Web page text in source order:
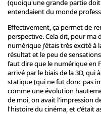
(quoiqu'une grande partie doit
entendaient du monde
Effectivement, ça permet de
perspective. Cela dit, pour ma
numérique j'étais très excité à
résultat et le peu de
faut dire que le numérique en
arrivé par le biais de la 3D, qui
statique (qui ne fut donc pas
comme une évolution
de moi, on avait l'impression
l'histoire du cinéma, et c'était